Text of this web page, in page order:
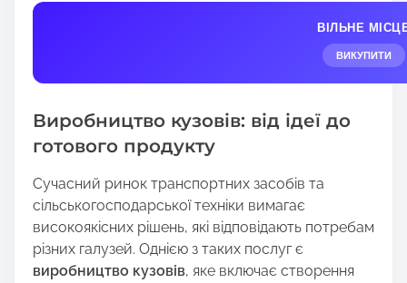
a
t
s
o
s
t
o
n
ВІЛЬНЕ
ВИКУПИТИ
Виробництво кузовів: від ідеї до
готового продукту
Сучасний ринок транспортних засобів та
сільськогосподарської техніки вимагає
високоякісних рішень, які відповідають потребам
різних галузей. Однією з таких послуг є
виробництво кузовів, яке включає створення